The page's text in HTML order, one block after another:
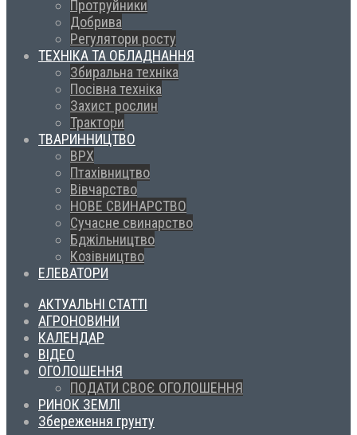
Протруйники
Добрива
Регулятори росту
ТЕХНІКА ТА ОБЛАДНАННЯ
Збиральна техніка
Посівна техніка
Захист рослин
Трактори
ТВАРИННИЦТВО
ВРХ
Птахівництво
Вівчарство
НОВЕ СВИНАРСТВО
Сучасне свинарство
Бджільництво
Козівництво
ЕЛЕВАТОРИ
АКТУАЛЬНІ СТАТТІ
АГРОНОВИНИ
КАЛЕНДАР
ВІДЕО
ОГОЛОШЕННЯ
ПОДАТИ СВОЄ ОГОЛОШЕННЯ
РИНОК ЗЕМЛІ
Збереження грунту